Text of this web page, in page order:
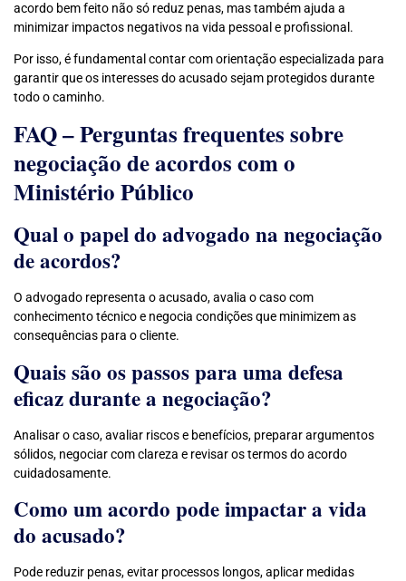
acordo bem feito não só reduz penas, mas também ajuda a
minimizar impactos negativos na vida pessoal e profissional.
Por isso, é fundamental contar com orientação especializada para
garantir que os interesses do acusado sejam protegidos durante
todo o caminho.
FAQ – Perguntas frequentes sobre
negociação de acordos com o
Ministério Público
Qual o papel do advogado na negociação
de acordos?
O advogado representa o acusado, avalia o caso com
conhecimento técnico e negocia condições que minimizem as
consequências para o cliente.
Quais são os passos para uma defesa
eficaz durante a negociação?
Analisar o caso, avaliar riscos e benefícios, preparar argumentos
sólidos, negociar com clareza e revisar os termos do acordo
cuidadosamente.
Como um acordo pode impactar a vida
do acusado?
Pode reduzir penas, evitar processos longos, aplicar medidas